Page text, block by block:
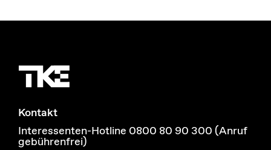
Kontakt
Interessenten-Hotline 0800 80 90 300 (Anruf
gebührenfrei)